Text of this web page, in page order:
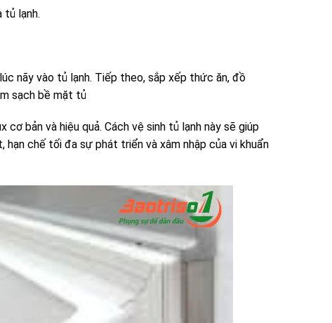
tủ lạnh.
nãy vào tủ lạnh. Tiếp theo, sắp xếp thức ăn, đồ
sạch bề mặt tủ
bản và hiệu quả. Cách vệ sinh tủ lạnh này sẽ giúp
chế tối đa sự phát triển và xâm nhập của vi khuẩn